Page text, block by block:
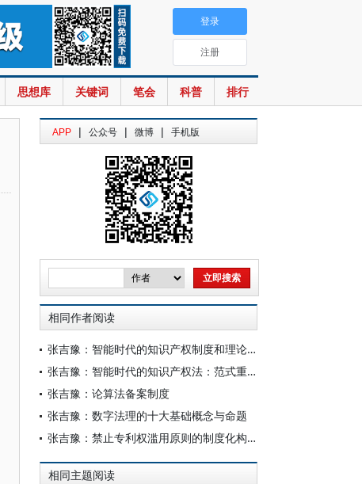
思想库 关键词 笔会 科普 排行
登录
注册
APP | 公众号 | 微博 | 手机版
相同作者阅读
张吉豫：智能时代的知识产权制度和理论发展
张吉豫：智能时代的知识产权法：范式重构与未来图景
张吉豫：论算法备案制度
张吉豫：数字法理的十大基础概念与命题
张吉豫：禁止专利权滥用原则的制度化构建
相同主题阅读